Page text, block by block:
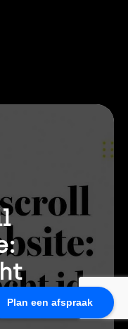
Plan een afspraak